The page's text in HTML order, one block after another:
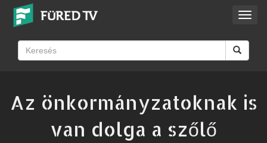
Az önkormányzatoknak is
van dolga a szőlő